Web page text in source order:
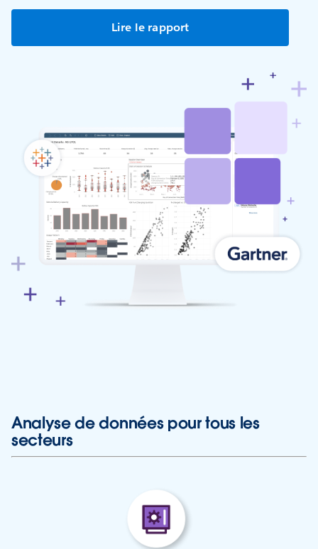
Lire le rapport
Analyse de données pour tous les
secteurs